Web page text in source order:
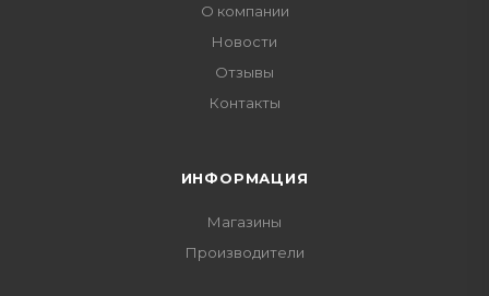
О компании
Новости
Отзывы
Контакты
ИНФОРМАЦИЯ
Магазины
Производители